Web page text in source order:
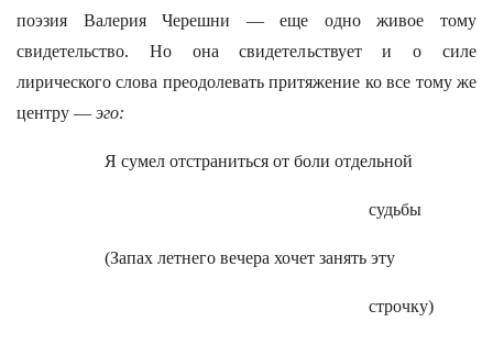
поэзия Валерия Черешни — еще одно живое тому
свидетельство. Но она свидетельствует и о силе
лирического слова преодолевать притяжение ко все тому же
центру — эго:
Я сумел отстраниться от боли отдельной
судьбы
(Запах летнего вечера хочет занять эту
строчку)